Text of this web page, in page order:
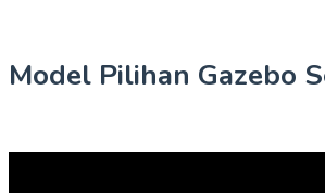
Model Pilihan Gazebo